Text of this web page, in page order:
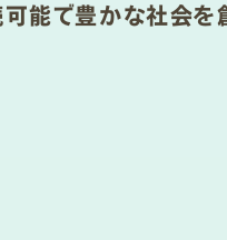
能で豊かな社会を